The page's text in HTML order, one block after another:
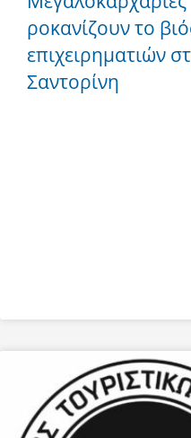
ροκανίζουν το
επιχειρηματιών
Σαντορίνη